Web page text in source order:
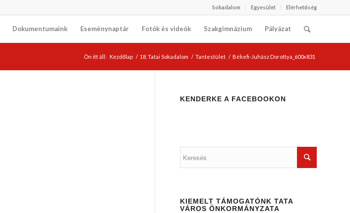
Sokadalom Egyesület Elérhetőség
Dokumentumaink Eseménynaptár Fotók és videók Szakgimnázium Pályázat
Ön itt áll: Kezdőlap / 18. Tatai Sokadalom / Tantestület / Békefi-Juhász Dorottya_600x831
KENDERKE A FACEBOOKON
KIEMELT TÁMOGATÓNK TATA
VÁROS ÖNKORMÁNYZATA